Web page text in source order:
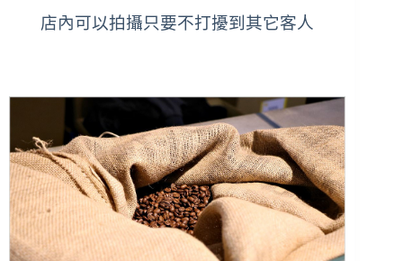
店內可以拍攝只要不打擾到其它客人